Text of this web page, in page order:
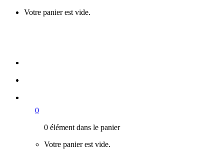
Votre panier est vide.
0
0 élément dans le panier
Votre panier est vide.